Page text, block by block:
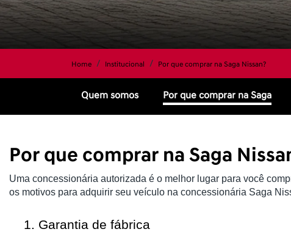
Home Institucional Por que comprar na Saga Nissan?
Quem somos Por que comprar na Saga
Por que comprar na Saga
Uma concessionária autorizada é o melhor lugar para você
os motivos para adquirir seu veículo na concessionária Saga
Garantia de fábrica